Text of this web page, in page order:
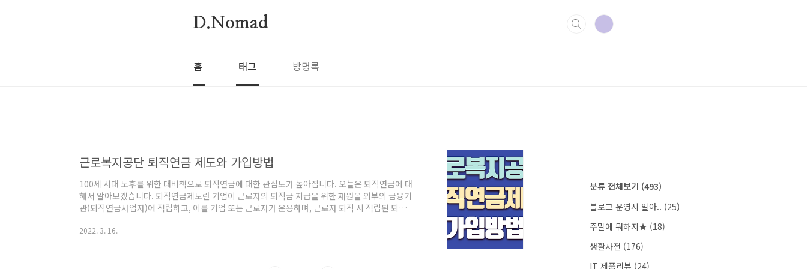
D.Nomad
홈 태그 방명록
근로복지공단 퇴직연금 제도와 가입방법
100세 시대 노후를 위한 대비책으로 퇴직연금에 대한 관심도가 높아집니다. 오늘은 퇴직연금에 대
해서 알아보겠습니다. 퇴직연금제도란 기업이 근로자의 퇴직금 지급을 위한 재원을 외부의 금융기
관(퇴직연금사업자)에 적립하고, 이를 기업 또는 근로자가 운용하며, 근로자 퇴직 시 적립된 퇴직
해 마련된 제도입니다. 퇴직연금제도 장점은 무엇인가요? - 기업도산에도 퇴직급여 수급권이 보장
2022. 3. 16.
분류 전체보기 (493)
블로그 운영시 알아.. (25)
주말에 뭐하지★ (18)
생활사전 (176)
IT 제품리뷰 (24)